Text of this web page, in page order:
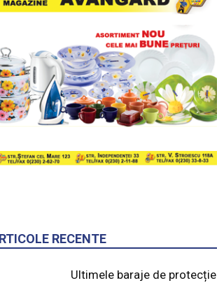
RECENTE
Ultimele baraje de protecție